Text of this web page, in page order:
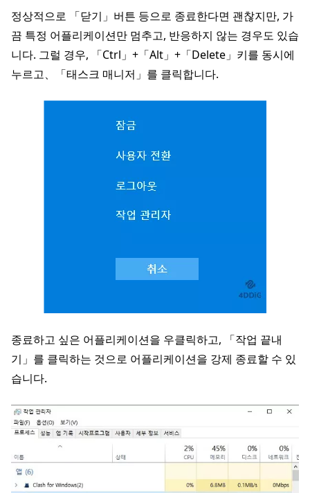
정상적으로 「닫기」버튼 등으로 종료한다면 괜찮지만, 가
끔 특정 어플리케이션만 멈추고, 반응하지 않는 경우도 있습
니다. 그럴 경우, 「Ctrl」+「Alt」+「Delete」키를 동시에
누르고、「태스크 매니저」를 클릭합니다.
종료하고 싶은 어플리케이션을 우클릭하고, 「작업 끝내
기」를 클릭하는 것으로 어플리케이션을 강제 종료할 수 있
습니다.